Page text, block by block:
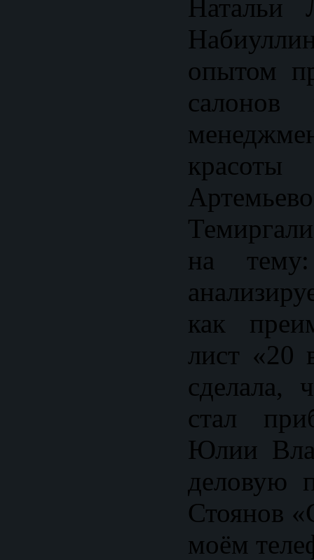
Натальи
опытом
салонов
на тему:
как
лист «20
сделала,
стал
Юлии
деловую
Стоянов
моём